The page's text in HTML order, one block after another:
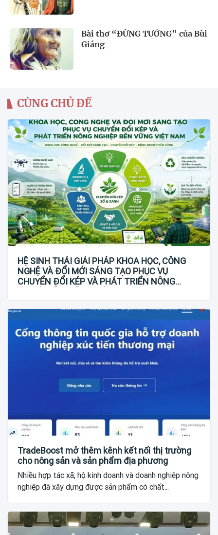
Bài thơ “ĐỪNG TƯỞNG” của Bùi
Giáng
CÙNG CHỦ ĐỀ
HỆ SINH THÁI GIẢI PHÁP KHOA HỌC, CÔNG
NGHỆ VÀ ĐỔI MỚI SÁNG TẠO PHỤC VỤ
CHUYỂN ĐỔI KÉP VÀ PHÁT TRIỂN NÔNG
TradeBoost mở thêm kênh kết nối thị trường
cho nông sản và sản phẩm địa phương
Nhiều hợp tác xã, hộ kinh doanh và doanh nghiệp nông
nghiệp đã xây dựng được sản phẩm có chất...